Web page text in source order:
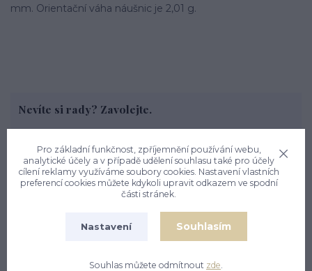
mm. Orientační váha náušnic je 2,01 g.
PŘÍRODNÍ KAMENY ZLATO
Nevíte si rady? Zavolejte.
PO, PÁ: 7.00 - 13.00, ÚT, ST, ČT: 9.00 - 15.00
Pro základní funkčnost, zpříjemnění používání webu,
analytické účely a v případě udělení souhlasu také pro účely
cílení reklamy využíváme soubory cookies. Nastavení vlastních
preferencí cookies můžete kdykoli upravit odkazem ve spodní
části stránek.
Nastavení Souhlasím
Souhlas můžete odmítnout zde